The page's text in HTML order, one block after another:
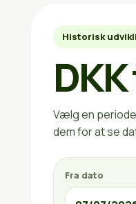
Historisk
Vælg en
dem for at se
Fra dato